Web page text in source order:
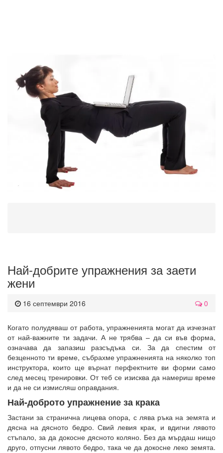
Най-добрите упражнения за заети
жени
16 септември 2016 0
Когато полудяваш от работа, упражненията могат да изчезнат
от най-важните ти задачи. А не трябва – да си във форма,
означава да запазиш разсъдъка си. За да спестим от
безценното ти време, събрахме упражненията на няколко топ
инструктора, които ще върнат перфектните ви форми само
след месец тренировки. От теб се изисква да намериш време
и да не си измисляш оправдания.
Най-доброто упражнение за крака
Застани за странична лицева опора, с лява ръка на земята и
дясна на дясното бедро. Свий левия крак, и вдигни лявото
стъпало, за да докосне дясното коляно. Без да мърдаш нищо
друго, отпусни лявото бедро, така че да докосне леко земята.